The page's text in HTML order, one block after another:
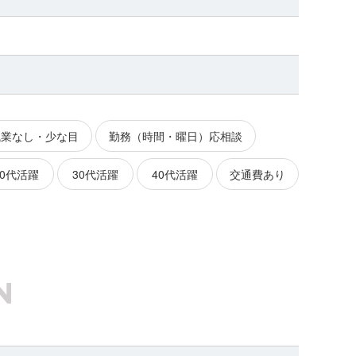
なし・少な目 勤務（時間・曜日）応相談
代活躍 30代活躍 40代活躍 交通費あり